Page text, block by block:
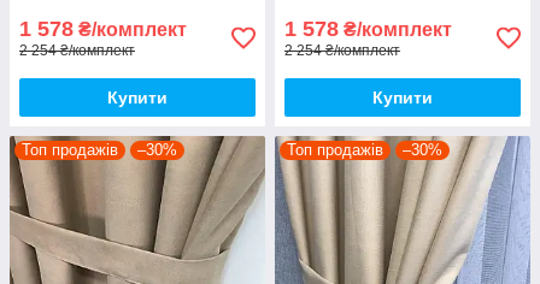
1 578 ₴/комплект
2 254 ₴/комплект
Купити
1 578 ₴/комплект
2 254 ₴/комплект
Купити
Топ продажів –30% Топ продажів –30%